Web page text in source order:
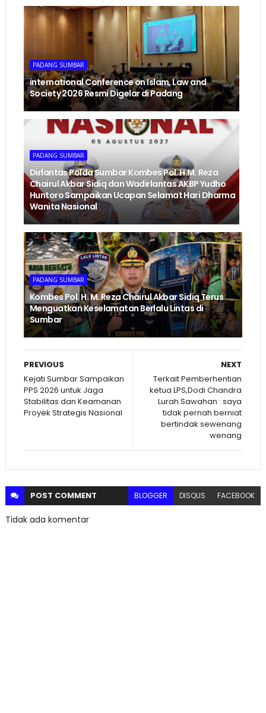
PADANG SUMBAR
international Conference on Islam, Law and
Society 2026 Resmi Digelar di Padang
PADANG SUMBAR
Dirlantas Polda Sumbar Kombes Pol. H.M. Reza
Chairul Akbar Sidiq dan Wadirlantas AKBP Yudho
Huntoro Sampaikan Ucapan Selamat Hari Dharma
Wanita Nasional
PADANG SUMBAR
Kombes Pol. H. M. Reza Chairul Akbar Sidiq Terus
Menguatkan Keselamatan Berlalu Lintas di
Sumbar
NEXT
Terkait Pemberhentian
ketua LPS,Dodi Chandra
Lurah Sawahan : saya
tidak pernah berniat
bertindak sewenang
wenang
PREVIOUS
Kejati Sumbar Sampaikan
PPS 2026 untuk Jaga
Stabilitas dan Keamanan
Proyek Strategis Nasional
POST COMMENT BLOGGER DISQUS FACEBOOK
Tidak ada komentar